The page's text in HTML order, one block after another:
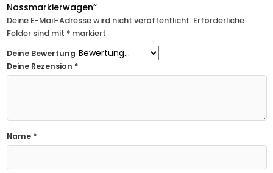
Nassmarkierwagen“
Deine E-Mail-Adresse wird nicht veröffentlicht. Erforderliche
Felder sind mit *markiert
Deine Bewertung
Deine Rezension *
Name *